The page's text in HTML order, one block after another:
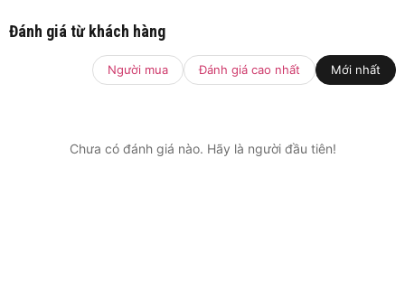
Đánh giá từ khách hàng
Người mua Đánh giá cao nhất Mới nhất
Chưa có đánh giá nào. Hãy là người đầu tiên!